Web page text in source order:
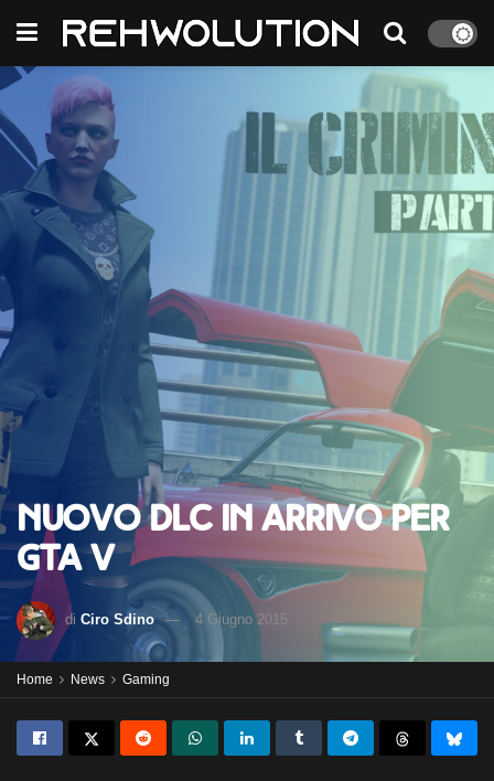
Nuovo DLC in arrivo per
GTA V
di Ciro Sdino 4 Giugno 2015
Home News Gaming